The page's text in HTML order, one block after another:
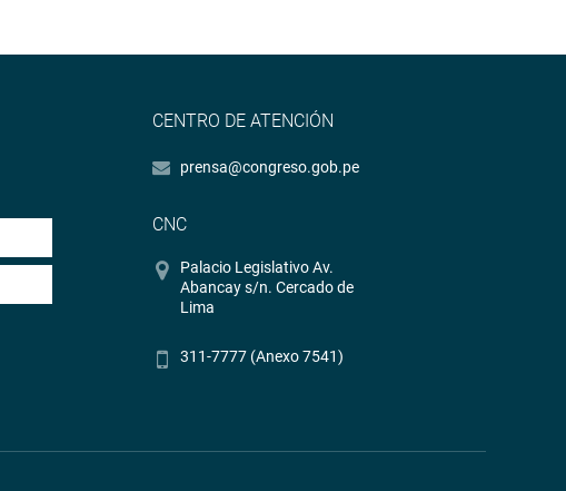
CENTRO DE ATENCIÓN
prensa@congreso.gob.pe
CNC
Palacio Legislativo Av.
Abancay s/n. Cercado de
Lima
311-7777 (Anexo 7541)